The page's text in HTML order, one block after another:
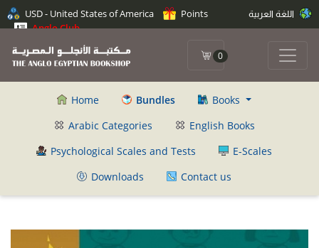
USD - United States of America
Points
Anglo Club
0
Home Bundles
Books
Arabic Categories
English Books
Psychological Scales and Tests
E-Scales
Downloads
Contact us